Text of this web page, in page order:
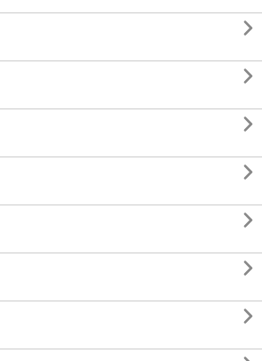






